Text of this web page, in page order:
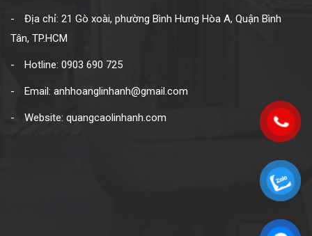
Địa chỉ: 21 Gò xoài, phường Bình Hưng Hòa A, Quận Bình
Tân, TP.HCM
Hotline: 0903 690 725
Email: anhhoanglinhanh@gmail.com
Website: quangcaolinhanh.com